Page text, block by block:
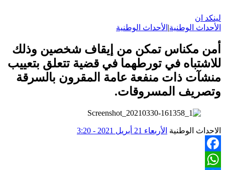
لينكد ان
الأحداث الوطنية| الأحداث الوطنية
أمن مكناس تمكن من إيقاف شخصين وذلك
للاشتباه في تورطهما في قضية تتعلق بتعييب
منشآت ذات منفعة عامة المقرون بالسرقة
وتصريف المسروقات.
الاحداث الوطنية الأربعاء 21 أبريل 2021 - 3:20
Facebook